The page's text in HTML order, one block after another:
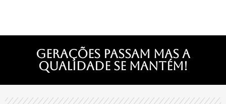
Gerações passam mas a
qualidade se mantém!